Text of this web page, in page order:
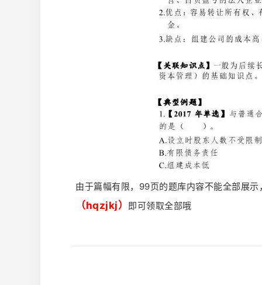
由于篇幅有限，99页的题库内容不能全部展
（hqzjkj） 即可领取全部哦